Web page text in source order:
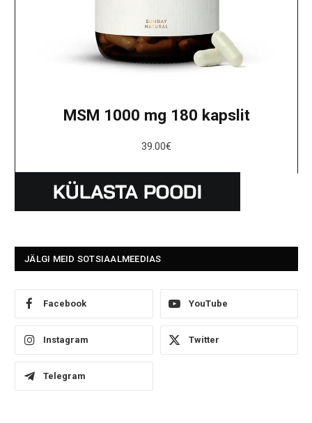
MSM 1000 mg 180 kapslit
39.00€
JÄLGI MEID SOTSIAALMEEDIAS
Facebook YouTube
Instagram Twitter
Telegram